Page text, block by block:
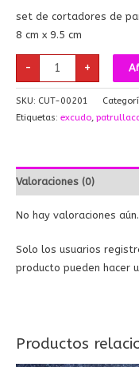
set de cortadores de
8 cm x 9.5 cm
- +
SKU: CUT-00201
Etiquetas: excudo,
Valoraciones (0)
No hay valoraciones aún.
Solo los usuarios
producto pueden hacer
Productos